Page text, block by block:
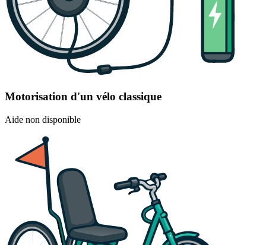
Motorisation d'un vélo classique
Aide non disponible